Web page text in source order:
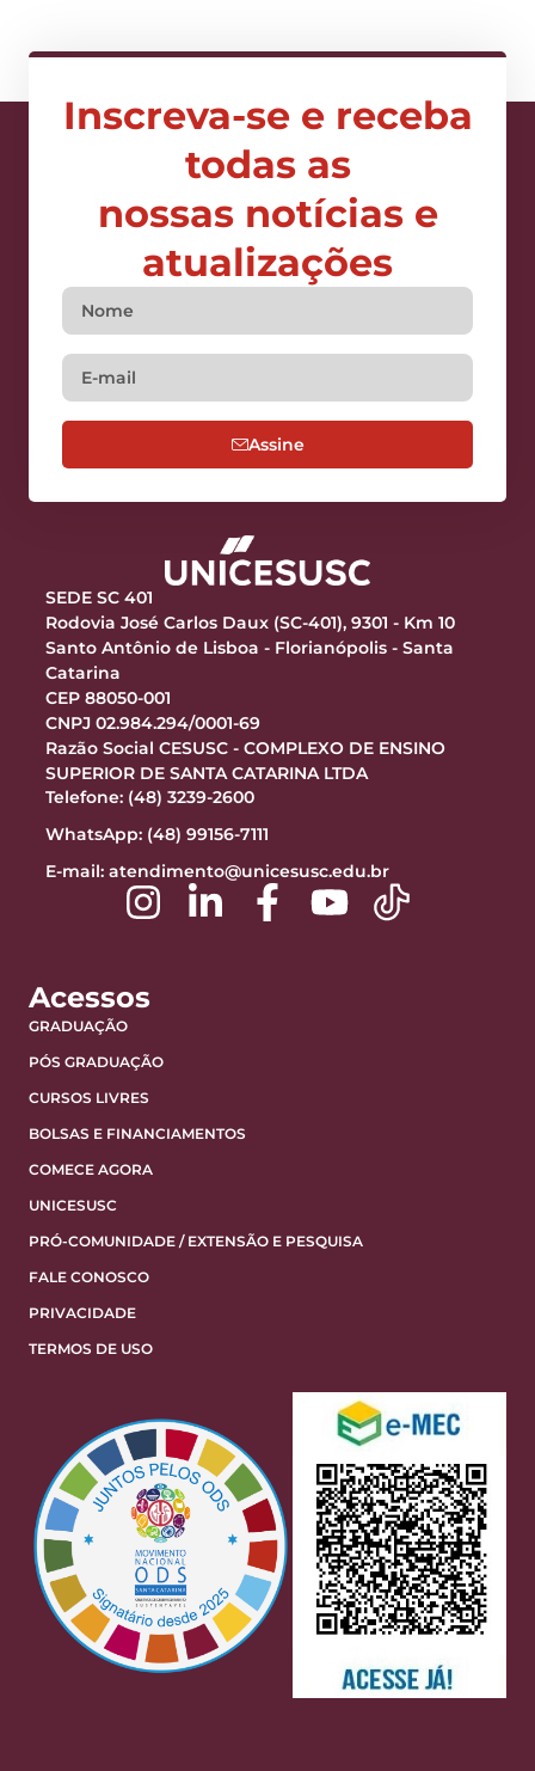
Inscreva-se e receba
todas as
nossas notícias e
atualizações
Assine
SEDE SC 401
Rodovia José Carlos Daux (SC-401), 9301 - Km 10
Santo Antônio de Lisboa - Florianópolis - Santa
Catarina
CEP 88050-001
CNPJ 02.984.294/0001-69
Razão Social CESUSC - COMPLEXO DE ENSINO
SUPERIOR DE SANTA CATARINA LTDA
Telefone: (48) 3239-2600
WhatsApp: (48) 99156-7111
E-mail: atendimento@unicesusc.edu.br
Acessos
GRADUAÇÃO
PÓS GRADUAÇÃO
CURSOS LIVRES
BOLSAS E FINANCIAMENTOS
COMECE AGORA
UNICESUSC
PRÓ-COMUNIDADE / EXTENSÃO E PESQUISA
FALE CONOSCO
PRIVACIDADE
TERMOS DE USO